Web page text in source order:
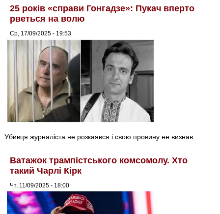
25 років «справи Гонгадзе»: Пукач вперто
рветься на волю
Ср, 17/09/2025 - 19:53
Убивця журналіста не розкаявся і свою провину не визнав.
Ватажок трампістського комсомолу. Хто
такий Чарлі Кірк
Чт, 11/09/2025 - 18:00